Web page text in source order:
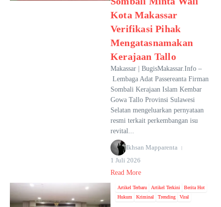
Kota Makassar
Verifikasi Pihak
Mengatasnamakan
Kerajaan Tallo
Makassar | BugisMakassar.Info –
Lembaga Adat Passereanta Firman
Sombali Kerajaan Islam Kembar
Gowa Tallo Provinsi Sulawesi
Selatan mengeluarkan pernyataan
resmi terkait perkembangan isu
revital...
Ikhsan Mapparenta
1 Juli 2026
Read More
Artikel Terbaru Artikel Terkini
Berita Hot
Hukum
Kriminal Trending Viral